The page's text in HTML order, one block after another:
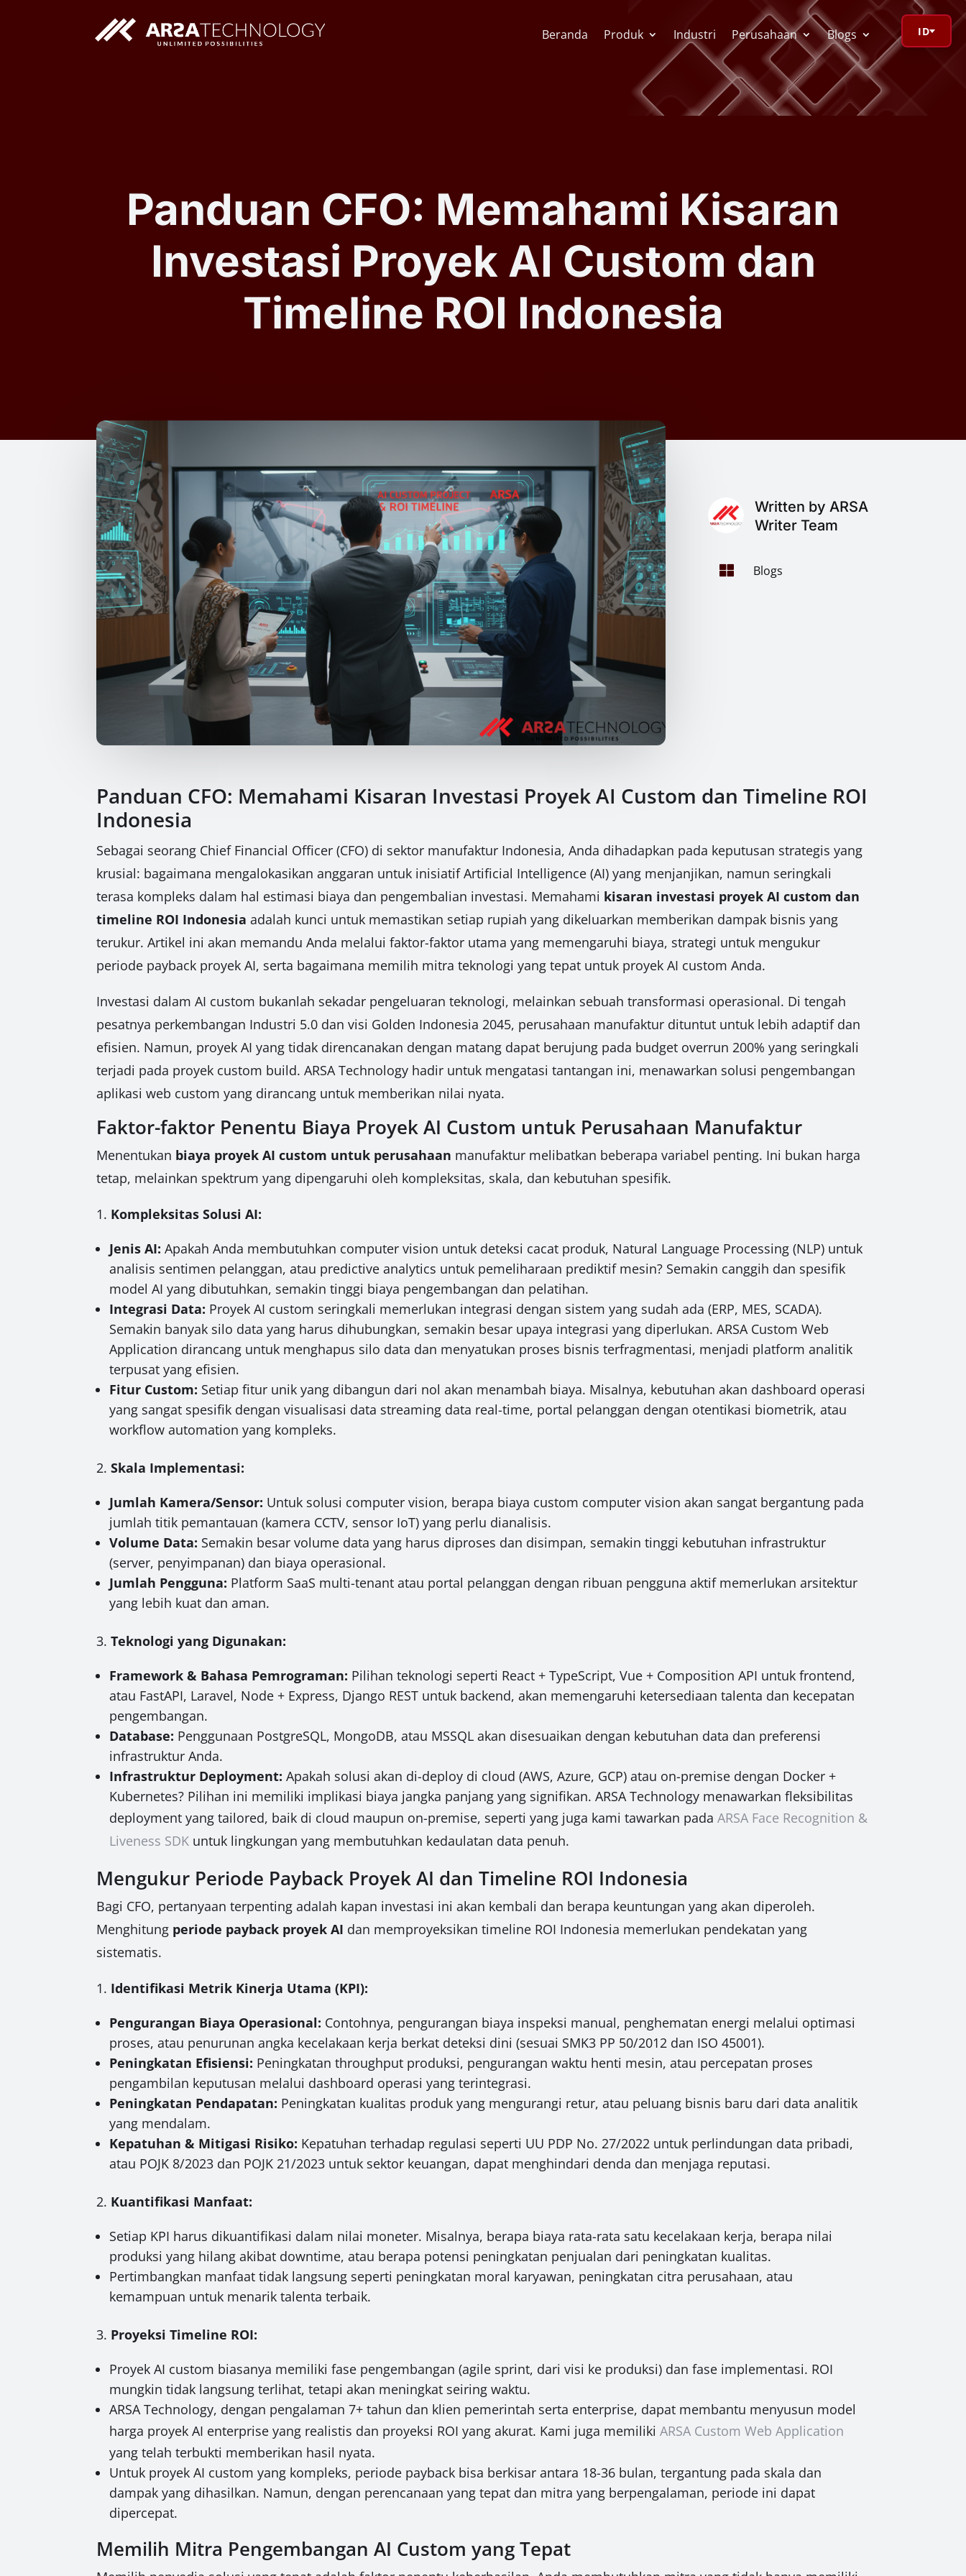
Beranda Produk
Software AI Analitik Video
Serial ARSA AI Box
Kiosk Kesehatan Mandiri
AI Face Redactor
Quick OCR
Industri Perusahaan Blogs
Panduan CFO: Memahami Kisaran
Investasi Proyek AI Custom dan
Timeline ROI Indonesia
Written by ARSA
Writer Team
 Blogs
Panduan CFO: Memahami Kisaran Investasi Proyek AI Custom dan Timeline ROI
Indonesia
Sebagai seorang Chief Financial Officer (CFO) di sektor manufaktur Indonesia, Anda dihadapkan pada keputusan strategis yang
krusial: bagaimana mengalokasikan anggaran untuk inisiatif Artificial Intelligence (AI) yang menjanjikan, namun seringkali
terasa kompleks dalam hal estimasi biaya dan pengembalian investasi. Memahami kisaran investasi proyek AI custom dan
timeline ROI Indonesia adalah kunci untuk memastikan setiap rupiah yang dikeluarkan memberikan dampak bisnis yang
terukur. Artikel ini akan memandu Anda melalui faktor-faktor utama yang memengaruhi biaya, strategi untuk mengukur
periode payback proyek AI, serta bagaimana memilih mitra teknologi yang tepat untuk proyek AI custom Anda.
Investasi dalam AI custom bukanlah sekadar pengeluaran teknologi, melainkan sebuah transformasi operasional. Di tengah
pesatnya perkembangan Industri 5.0 dan visi Golden Indonesia 2045, perusahaan manufaktur dituntut untuk lebih adaptif dan
efisien. Namun, proyek AI yang tidak direncanakan dengan matang dapat berujung pada budget overrun 200% yang seringkali
terjadi pada proyek custom build. ARSA Technology hadir untuk mengatasi tantangan ini, menawarkan solusi pengembangan
aplikasi web custom yang dirancang untuk memberikan nilai nyata.
Faktor-faktor Penentu Biaya Proyek AI Custom untuk Perusahaan Manufaktur
Menentukan biaya proyek AI custom untuk perusahaan manufaktur melibatkan beberapa variabel penting. Ini bukan harga
tetap, melainkan spektrum yang dipengaruhi oleh kompleksitas, skala, dan kebutuhan spesifik.
1. Kompleksitas Solusi AI:
Jenis AI: Apakah Anda membutuhkan computer vision untuk deteksi cacat produk, Natural Language Processing (NLP) untuk
analisis sentimen pelanggan, atau predictive analytics untuk pemeliharaan prediktif mesin? Semakin canggih dan spesifik
model AI yang dibutuhkan, semakin tinggi biaya pengembangan dan pelatihan.
Integrasi Data: Proyek AI custom seringkali memerlukan integrasi dengan sistem yang sudah ada (ERP, MES, SCADA).
Semakin banyak silo data yang harus dihubungkan, semakin besar upaya integrasi yang diperlukan. ARSA Custom Web
Application dirancang untuk menghapus silo data dan menyatukan proses bisnis terfragmentasi, menjadi platform analitik
terpusat yang efisien.
Fitur Custom: Setiap fitur unik yang dibangun dari nol akan menambah biaya. Misalnya, kebutuhan akan dashboard operasi
yang sangat spesifik dengan visualisasi data streaming data real-time, portal pelanggan dengan otentikasi biometrik, atau
workflow automation yang kompleks.
2.Skala Implementasi:
Jumlah Kamera/Sensor: Untuk solusi computer vision, berapa biaya custom computer vision akan sangat bergantung pada
jumlah titik pemantauan (kamera CCTV, sensor IoT) yang perlu dianalisis.
Volume Data: Semakin besar volume data yang harus diproses dan disimpan, semakin tinggi kebutuhan infrastruktur
(server, penyimpanan) dan biaya operasional.
Jumlah Pengguna: Platform SaaS multi-tenant atau portal pelanggan dengan ribuan pengguna aktif memerlukan arsitektur
yang lebih kuat dan aman.
3.Teknologi yang Digunakan:
Framework & Bahasa Pemrograman: Pilihan teknologi seperti React + TypeScript, Vue + Composition API untuk frontend,
atau FastAPI, Laravel, Node + Express, Django REST untuk backend, akan memengaruhi ketersediaan talenta dan kecepatan
pengembangan.
Database: Penggunaan PostgreSQL, MongoDB, atau MSSQL akan disesuaikan dengan kebutuhan data dan preferensi
infrastruktur Anda.
Infrastruktur Deployment: Apakah solusi akan di-deploy di cloud (AWS, Azure, GCP) atau on-premise dengan Docker +
Kubernetes? Pilihan ini memiliki implikasi biaya jangka panjang yang signifikan. ARSA Technology menawarkan fleksibilitas
deployment yang tailored, baik di cloud maupun on-premise, seperti yang juga kami tawarkan padaARSA Face Recognition &
Liveness SDK untuk lingkungan yang membutuhkan kedaulatan data penuh.
Mengukur Periode Payback Proyek AI dan Timeline ROI Indonesia
Bagi CFO, pertanyaan terpenting adalah kapan investasi ini akan kembali dan berapa keuntungan yang akan diperoleh.
Menghitung periode payback proyek AI dan memproyeksikan timeline ROI Indonesia memerlukan pendekatan yang
sistematis.
1. Identifikasi Metrik Kinerja Utama (KPI):
Pengurangan Biaya Operasional: Contohnya, pengurangan biaya inspeksi manual, penghematan energi melalui optimasi
proses, atau penurunan angka kecelakaan kerja berkat deteksi dini (sesuai SMK3 PP 50/2012 dan ISO 45001).
Peningkatan Efisiensi: Peningkatan throughput produksi, pengurangan waktu henti mesin, atau percepatan proses
pengambilan keputusan melalui dashboard operasi yang terintegrasi.
Peningkatan Pendapatan: Peningkatan kualitas produk yang mengurangi retur, atau peluang bisnis baru dari data analitik
yang mendalam.
Kepatuhan & Mitigasi Risiko: Kepatuhan terhadap regulasi seperti UU PDP No. 27/2022 untuk perlindungan data pribadi,
atau POJK 8/2023 dan POJK 21/2023 untuk sektor keuangan, dapat menghindari denda dan menjaga reputasi.
2. Kuantifikasi Manfaat:
Setiap KPI harus dikuantifikasi dalam nilai moneter. Misalnya, berapa biaya rata-rata satu kecelakaan kerja, berapa nilai
produksi yang hilang akibat downtime, atau berapa potensi peningkatan penjualan dari peningkatan kualitas.
Pertimbangkan manfaat tidak langsung seperti peningkatan moral karyawan, peningkatan citra perusahaan, atau
kemampuan untuk menarik talenta terbaik.
3. Proyeksi Timeline ROI:
Proyek AI custom biasanya memiliki fase pengembangan (agile sprint, dari visi ke produksi) dan fase implementasi. ROI
mungkin tidak langsung terlihat, tetapi akan meningkat seiring waktu.
ARSA Technology, dengan pengalaman 7+ tahun dan klien pemerintah serta enterprise, dapat membantu menyusun model
harga proyek AI enterprise yang realistis dan proyeksi ROI yang akurat. Kami juga memilikiARSA Custom Web Application
yang telah terbukti memberikan hasil nyata.
Untuk proyek AI custom yang kompleks, periode payback bisa berkisar antara 18-36 bulan, tergantung pada skala dan
dampak yang dihasilkan. Namun, dengan perencanaan yang tepat dan mitra yang berpengalaman, periode ini dapat
dipercepat.
Memilih Mitra Pengembangan AI Custom yang Tepat
ID